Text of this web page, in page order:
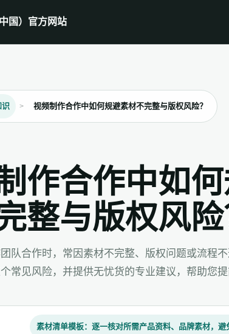
国）官方网站
识 视频制作合作中如何规避素材不完整与版权风险？
作合作中如
整与版权风险
队合作时，常因素材不完整、版权问题或流程
常见风险，并提供无忧货的专业建议，帮助您提
素材清单模板：逐一核对所需产品资料、品牌素材，避